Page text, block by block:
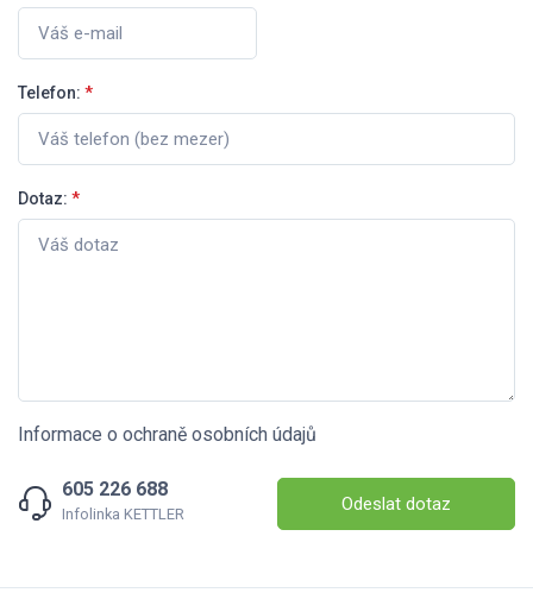
Telefon: *
Dotaz: *
Informace o ochraně osobních údajů
605 226 688
Infolinka KETTLER Odeslat dotaz